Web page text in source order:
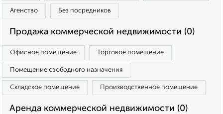
Агенство Без посредников
Продажа коммерческой недвижимости (0)
Офисное помещение Торговое помещение
Помещение свободного назначения
Складское помещение Производственное помещение
Аренда коммерческой недвижимости (0)